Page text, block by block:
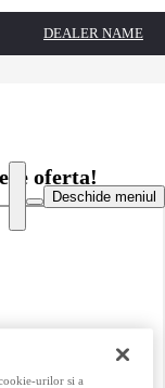
DEALER NAME
de contact
Deschide meniul
oferta!
urilor si a